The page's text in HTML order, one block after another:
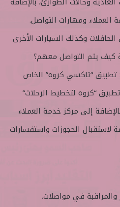
ومهارات التواصل.
وكذلك السيارات الأخرى
كيف يتم التواصل معهم؟
تطبيق “تاكسي كروه” الخاص
“كروه لتخطيط الرحلات”
إلى مركز خدمة العملاء
لاستقبال الحجوزات واستفسارات
في مواصلات.